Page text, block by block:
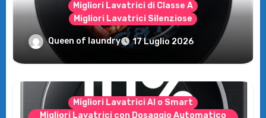
Migliori Lavatrici di Classe A
Migliori Lavatrici Silenziose
Recensione Samsung Bespoke AI
WW11DB7B94GE/U3: la lavatrice
intelligente che fa risparmiare
Queen of laundry 17 Luglio 2026
Migliori Lavatrici AI o Smart
Migliori Lavatrici con Dosaggio Automatico